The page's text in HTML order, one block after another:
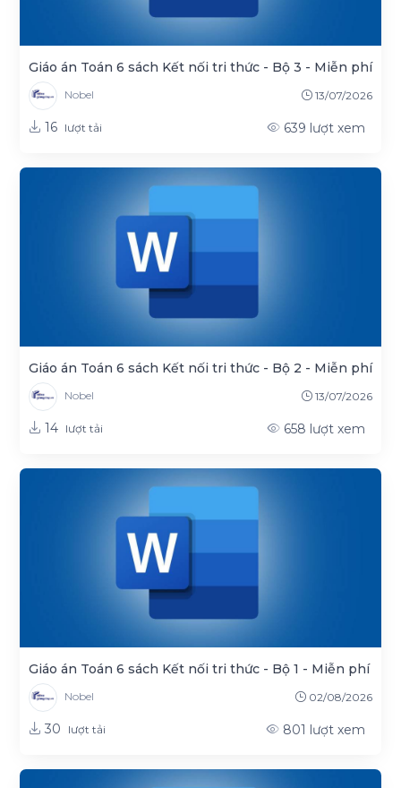
Giáo án Toán 6 sách Kết nối tri thức - Bộ 3 - Miễn phí
Nobel 13/07/2026
16 lượt tải 639 lượt xem
Giáo án Toán 6 sách Kết nối tri thức - Bộ 2 - Miễn phí
Nobel 13/07/2026
14 lượt tải 658 lượt xem
Giáo án Toán 6 sách Kết nối tri thức - Bộ 1 - Miễn phí
Nobel 02/08/2026
30 lượt tải 801 lượt xem